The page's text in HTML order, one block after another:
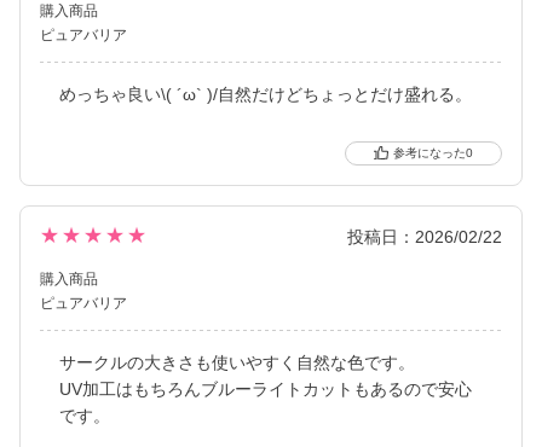
カット率もアップしました。
れている私たちの瞳に寄り添い、 しっかりと瞳を労わりながらも
購入商品
ピュアバリア
めっちゃ良い\( ´ω` )/自然だけどちょっとだけ盛れる。
0
★★★★★ 投稿日：2026/02/22
購入商品
ピュアバリア
サークルの大きさも使いやすく自然な色です。
UV加工はもちろんブルーライトカットもあるので安心
です。